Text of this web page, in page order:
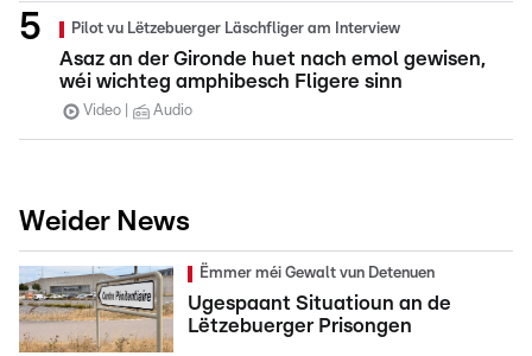
Pilot vu Lëtzebuerger Läschfliger am Interview
Asaz an der Gironde huet nach emol gewisen,
wéi wichteg amphibesch Fligere sinn
Video Audio
Weider News
Ëmmer méi Gewalt vun Detenuen
Ugespaant Situatioun an de
Lëtzebuerger Prisongen